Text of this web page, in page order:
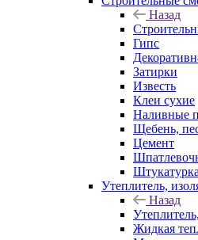
Назад
Гипс
Затирки
Известь
Клеи сухие
Наливные
Щебень,
Цемент
Утеплитель,
Назад
Жидкая